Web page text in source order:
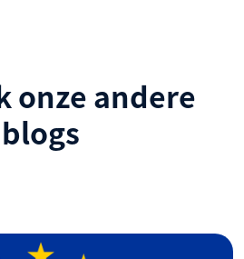
onze andere
blogs